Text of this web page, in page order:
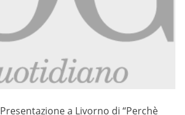
Presentazione a Livorno di “Perchè